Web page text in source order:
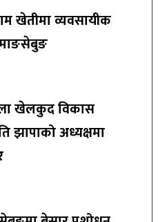
खेतीमा व्यवसायीक
खेलकुद विकास
झापाको अध्यक्षमा